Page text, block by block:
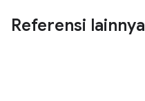
Referensi lainnya